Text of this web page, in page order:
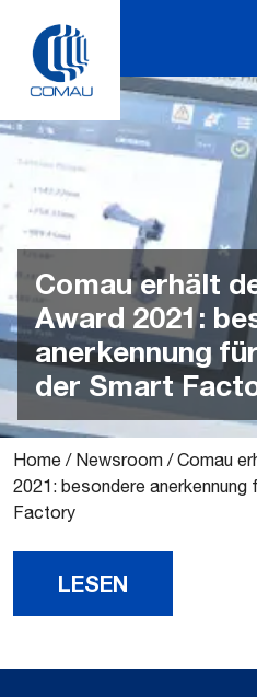
content
Comau erhält
Award 2021:
anerkennung
der Smart
Home / Newsroom /Comau
2021: besondere anerkennung
Factory
LESEN